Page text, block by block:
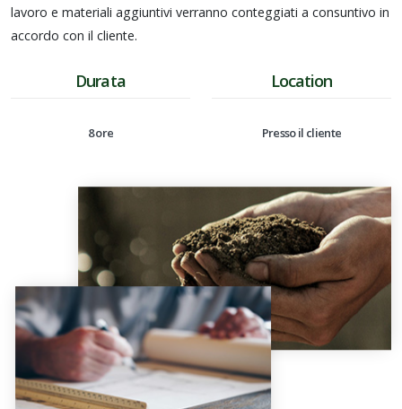
lavoro e materiali aggiuntivi verranno conteggiati a consuntivo in
accordo con il cliente.
Durata Location
8 ore Presso il cliente